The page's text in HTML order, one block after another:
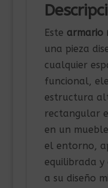
Este armario
una pieza
cualquier
funcional,
estructura
rectangular
en un
el entorno,
equilibrada y
a su diseño